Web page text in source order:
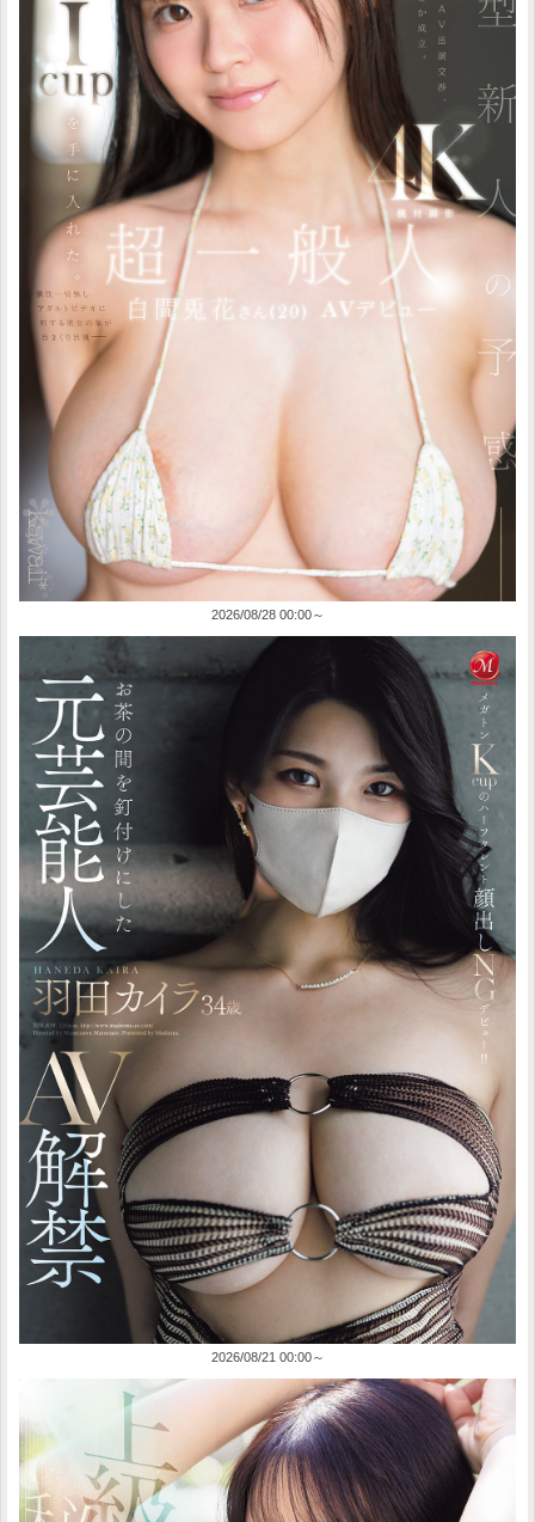
2026/08/28 00:00～
2026/08/21 00:00～